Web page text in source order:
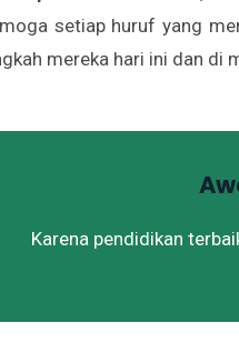
setiap huruf yang
mereka hari ini dan di
Karena pendidikan